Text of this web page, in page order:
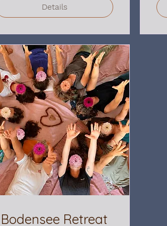
Details
Bodensee Retreat